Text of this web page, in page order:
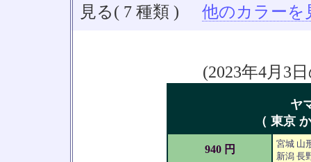
見る( 7 種類 )
他のカラーを
(2023年4月3
ヤ
（ 東京
940 円
宮城 山
新潟 長